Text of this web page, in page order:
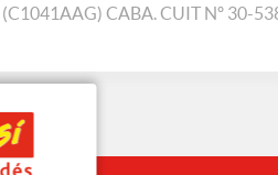
(C1041AAG) CABA. CUIT Nº 30-